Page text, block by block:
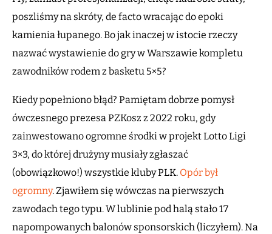
poszliśmy na skróty, de facto wracając do epoki
kamienia łupanego. Bo jak inaczej w istocie rzeczy
nazwać wystawienie do gry w Warszawie kompletu
zawodników rodem z basketu 5×5?
Kiedy popełniono błąd? Pamiętam dobrze pomysł
ówczesnego prezesa PZKosz z 2022 roku, gdy
zainwestowano ogromne środki w projekt Lotto Ligi
3×3, do której drużyny musiały zgłaszać
(obowiązkowo!) wszystkie kluby PLK. Opór był
ogromny. Zjawiłem się wówczas na pierwszych
zawodach tego typu. W lublinie pod halą stało 17
napompowanych balonów sponsorskich (liczyłem). Na